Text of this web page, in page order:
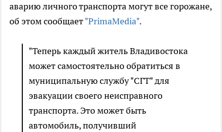
аварию личного транспорта могут все горожане,
об этом сообщает"PrimaMedia".
"Теперь каждый житель Владивостока
может самостоятельно обратиться в
муниципальную службу "СГТ" для
эвакуации своего неисправного
транспорта. Это может быть
автомобиль, получивший